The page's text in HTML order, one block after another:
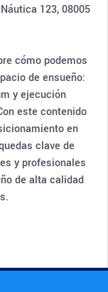
123, 08005
cómo podemos
de ensueño:
y ejecución
este contenido
en
clave de
y profesionales
de alta calidad